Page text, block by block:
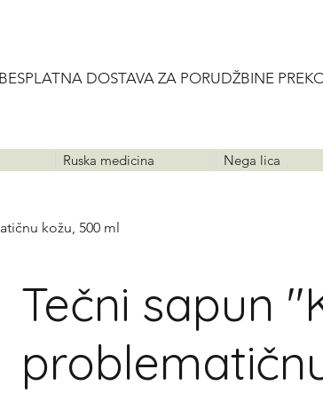
BESPLATNA DOSTAVA ZA PORUDŽBINE
Ruska medicina Nega lica
kožu, 500 ml
Tečni sapun